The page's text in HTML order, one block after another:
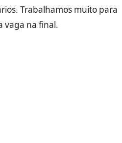
Trabalhamos muito para
vaga na final.